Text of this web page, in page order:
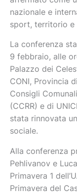
nazionale e
sport, territorio e
La conferenza
9 febbraio, alle
Palazzo dei
CONI, Provincia
Consigli
(CCRR) e di
stata rinnovata
sociale.
Alla conferenza
Pehlivanov e
Primavera 1
Primavera del